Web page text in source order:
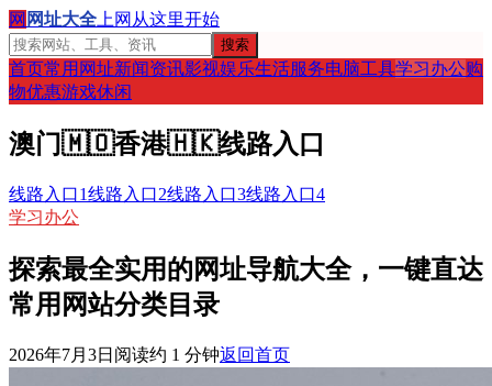
网 网址大全 上网从这里开始
搜索
首页常用网址新闻资讯影视娱乐生活服务电脑工具学习办公购
物优惠游戏休闲
澳门🇲🇴香港🇭🇰线路入口
线路入口1线路入口2线路入口3线路入口4
学习办公
探索最全实用的网址导航大全，一键直达
常用网站分类目录
2026年7月3日 阅读约 1 分钟返回首页